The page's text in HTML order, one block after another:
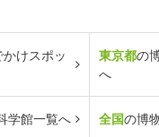
けスポッ
東京都の
へ
学館一覧へ 全国の博